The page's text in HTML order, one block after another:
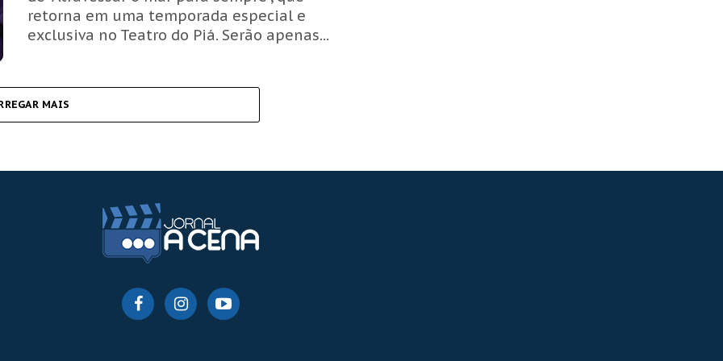
retorna em uma temporada especial e
exclusiva no Teatro do Piá. Serão apenas...
MAIS